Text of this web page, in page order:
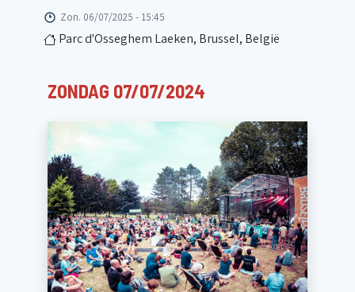
Zon. 06/07/2025 - 15:45
Parc d'Osseghem Laeken, Brussel, België
ZONDAG 07/07/2024